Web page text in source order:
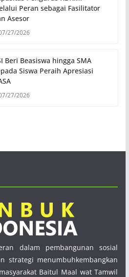
Peran sebagai Fasilitator
Asesor
27/2026
Beri Beasiswa hingga SMA
Siswa Peraih Apresiasi
27/2026
dalam pembangunan sosial
strategi menumbuhkembangkan
Baitul Maal wat Tamwil